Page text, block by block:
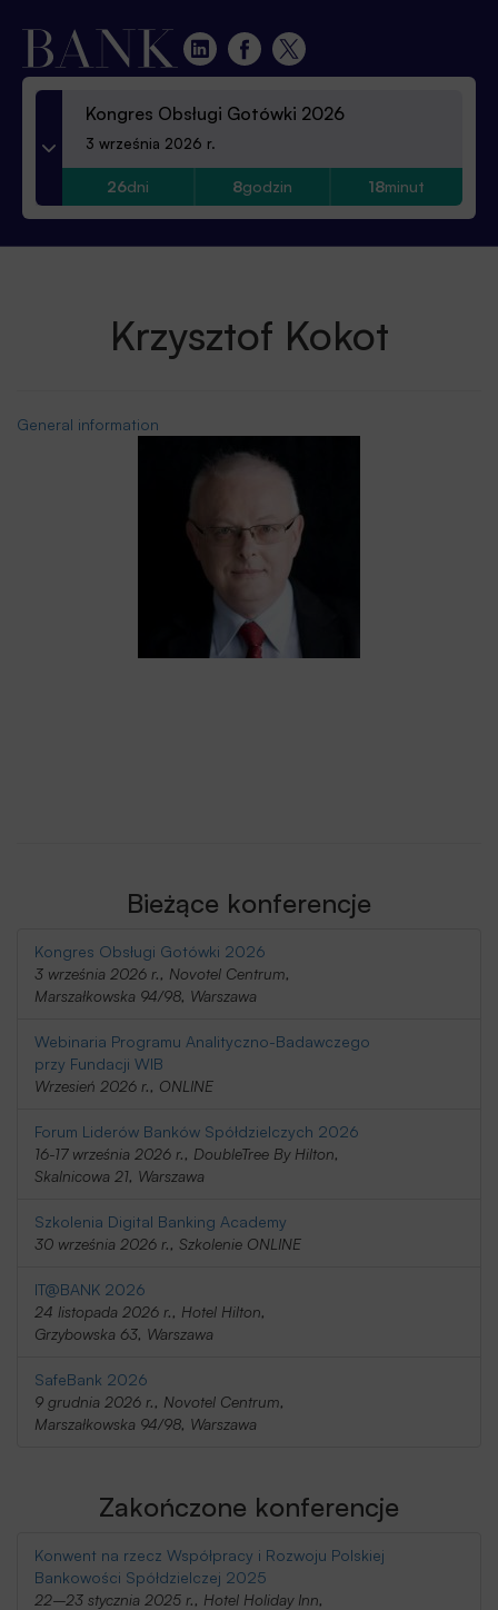
Kongres Obsługi Gotówki 2026
3 września 2026 r.
26dni 8godzin 18minut
Krzysztof Kokot
General information
Bieżące konferencje
Kongres Obsługi Gotówki 2026
3 września 2026 r., Novotel Centrum,
Marszałkowska 94/98, Warszawa
Webinaria Programu Analityczno-Badawczego
przy Fundacji WIB
Wrzesień 2026 r., ONLINE
Forum Liderów Banków Spółdzielczych 2026
16-17 września 2026 r., DoubleTree By Hilton,
Skalnicowa 21, Warszawa
Szkolenia Digital Banking Academy
30 września 2026 r., Szkolenie ONLINE
IT@BANK 2026
24 listopada 2026 r., Hotel Hilton,
Grzybowska 63, Warszawa
SafeBank 2026
9 grudnia 2026 r., Novotel Centrum,
Marszałkowska 94/98, Warszawa
Zakończone konferencje
Konwent na rzecz Współpracy i Rozwoju Polskiej
Bankowości Spółdzielczej 2025
22–23 stycznia 2025 r., Hotel Holiday Inn,